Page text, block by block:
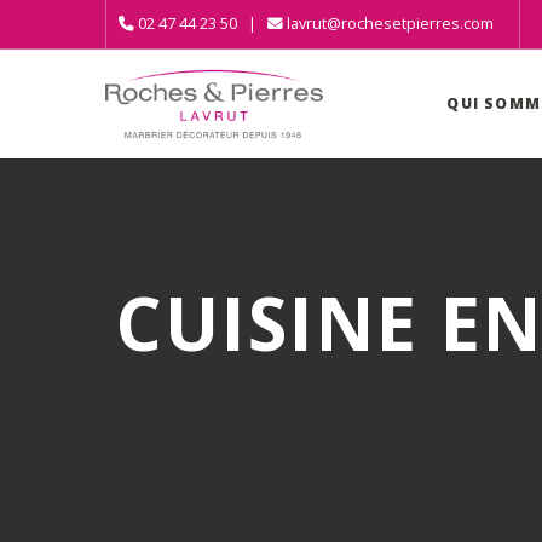
02 47 44 23 50 | lavrut@rochesetpierres.com
QUI
CUISINE